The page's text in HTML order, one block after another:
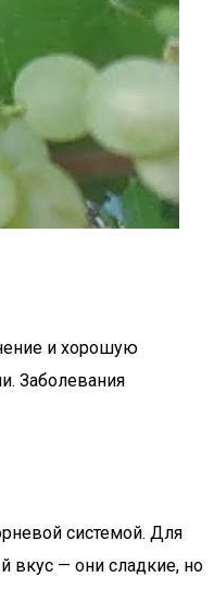
и хорошую
Заболевания
системой. Для
вкус — они сладкие, но